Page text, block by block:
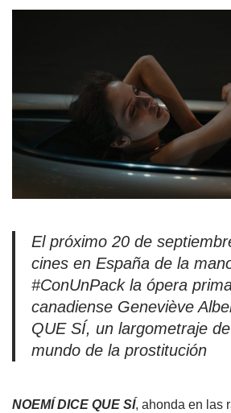
El próximo 20 de
cines en España de la
#ConUnPack la ópera
canadiense Geneviève
QUE SÍ, un largometraje
mundo de la prostitución
NOEMÍ DICE QUE SÍ, ahonda en las